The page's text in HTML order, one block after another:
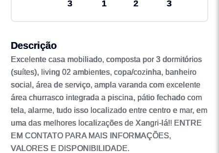
3 1 2 3
Descrição
Excelente casa mobiliado, composta por 3 dormitórios
(suítes), living 02 ambientes, copa/cozinha, banheiro
social, área de serviço, ampla varanda com excelente
área churrasco integrada a piscina, pátio fechado com
tela, alarme, tudo isso localizado entre centro e mar, em
uma das melhores localizações de Xangri-lá!! ENTRE
EM CONTATO PARA MAIS INFORMAÇÕES,
VALORES E DISPONIBILIDADE.